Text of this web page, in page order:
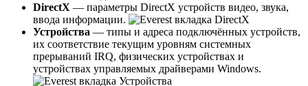
DirectX — параметры DirectX устройств видео, звука,
ввода информации.
Устройства — типы и адреса подключённых устройств,
их соответствие текущим уровням системных
прерываний IRQ, физических устройствах и
устройствах управляемых драйверами Windows.